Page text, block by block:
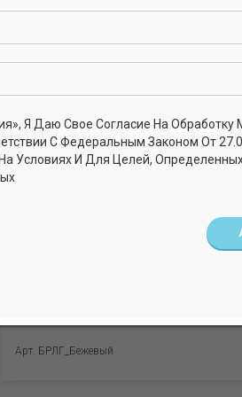
Арт. БРЛГ_Бежевый
Я Даю Свое Согласие На Обработку
С Федеральным Законом От
Условиях И Для Целей,